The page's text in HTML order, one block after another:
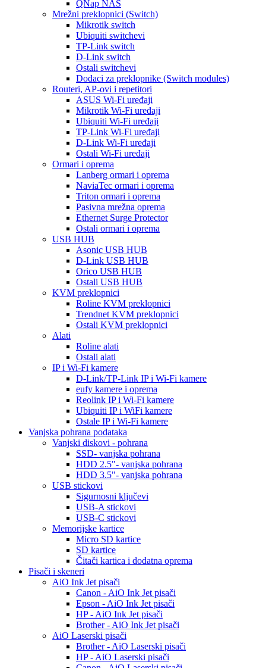
QNap NAS
Mrežni preklopnici (Switch)
Mikrotik switch
Ubiquiti switchevi
TP-Link switch
D-Link switch
Ostali switchevi
Dodaci za preklopnike (Switch modules)
Routeri, AP-ovi i repetitori
ASUS Wi-Fi uređaji
Mikrotik Wi-Fi uređaji
Ubiquiti Wi-Fi uređaji
TP-Link Wi-Fi uređaji
D-Link Wi-Fi uređaji
Ostali Wi-Fi uređaji
Ormari i oprema
Lanberg ormari i oprema
NaviaTec ormari i oprema
Triton ormari i oprema
Pasivna mrežna oprema
Ethernet Surge Protector
Ostali ormari i oprema
USB HUB
Asonic USB HUB
D-Link USB HUB
Orico USB HUB
Ostali USB HUB
KVM preklopnici
Roline KVM preklopnici
Trendnet KVM preklopnici
Ostali KVM preklopnici
Alati
Roline alati
Ostali alati
IP i Wi-Fi kamere
D-Link/TP-Link IP i Wi-Fi kamere
eufy kamere i oprema
Reolink IP i Wi-Fi kamere
Ubiquiti IP i WiFi kamere
Ostale IP i Wi-Fi kamere
Vanjska pohrana podataka
Vanjski diskovi - pohrana
SSD- vanjska pohrana
HDD 2.5"- vanjska pohrana
HDD 3.5"- vanjska pohrana
USB stickovi
Sigurnosni ključevi
USB-A stickovi
USB-C stickovi
Memorijske kartice
Micro SD kartice
SD kartice
Čitači kartica i dodatna oprema
Pisači i skeneri
AiO Ink Jet pisači
Canon - AiO Ink Jet pisači
Epson - AiO Ink Jet pisači
HP - AiO Ink Jet pisači
Brother - AiO Ink Jet pisači
AiO Laserski pisači
Brother - AiO Laserski pisači
HP - AiO Laserski pisači